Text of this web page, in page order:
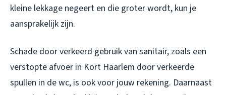
kleine lekkage negeert en die groter wordt, kun je
aansprakelijk zijn.
Schade door verkeerd gebruik van sanitair, zoals een
verstopte afvoer in Kort Haarlem door verkeerde
spullen in de wc, is ook voor jouw rekening. Daarnaast